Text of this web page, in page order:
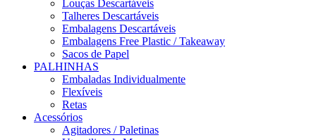
Louças Descartáveis
Talheres Descartáveis
Embalagens Descartáveis
Embalagens Free Plastic / Takeaway
Sacos de Papel
PALHINHAS
Embaladas Individualmente
Flexíveis
Retas
Acessórios
Agitadores / Paletinas